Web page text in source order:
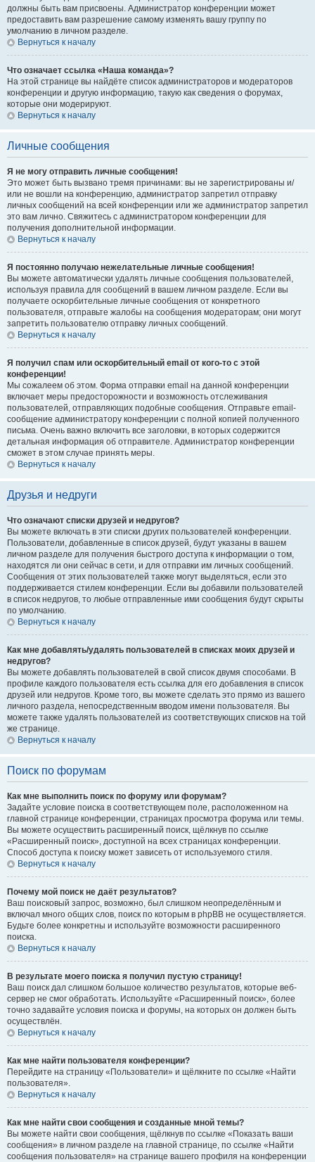
должны быть вам присвоены. Администратор конференции может
предоставить вам разрешение самому изменять вашу группу по
умолчанию в личном разделе.
Вернуться к началу
Что означает ссылка «Наша команда»?
На этой странице вы найдёте список администраторов и модераторов
конференции и другую информацию, такую как сведения о форумах,
которые они модерируют.
Вернуться к началу
Личные сообщения
Я не могу отправить личные сообщения!
Это может быть вызвано тремя причинами: вы не зарегистрированы и/
или не вошли на конференцию, администратор запретил отправку
личных сообщений на всей конференции или же администратор запретил
это вам лично. Свяжитесь с администратором конференции для
получения дополнительной информации.
Вернуться к началу
Я постоянно получаю нежелательные личные сообщения!
Вы можете автоматически удалять личные сообщения пользователей,
используя правила для сообщений в вашем личном разделе. Если вы
получаете оскорбительные личные сообщения от конкретного
пользователя, отправьте жалобы на сообщения модераторам; они могут
запретить пользователю отправку личных сообщений.
Вернуться к началу
Я получил спам или оскорбительный email от кого-то с этой
конференции!
Мы сожалеем об этом. Форма отправки email на данной конференции
включает меры предосторожности и возможность отслеживания
пользователей, отправляющих подобные сообщения. Отправьте email-
сообщение администратору конференции с полной копией полученного
письма. Очень важно включить все заголовки, в которых содержится
детальная информация об отправителе. Администратор конференции
сможет в этом случае принять меры.
Вернуться к началу
Друзья и недруги
Что означают списки друзей и недругов?
Вы можете включать в эти списки других пользователей конференции.
Пользователи, добавленные в список друзей, будут указаны в вашем
личном разделе для получения быстрого доступа к информации о том,
находятся ли они сейчас в сети, и для отправки им личных сообщений.
Сообщения от этих пользователей также могут выделяться, если это
поддерживается стилем конференции. Если вы добавили пользователей
в список недругов, то любые отправленные ими сообщения будут скрыты
по умолчанию.
Вернуться к началу
Как мне добавлять/удалять пользователей в списках моих друзей и
недругов?
Вы можете добавлять пользователей в свой список двумя способами. В
профиле каждого пользователя есть ссылка для его добавления в список
друзей или недругов. Кроме того, вы можете сделать это прямо из вашего
личного раздела, непосредственным вводом имени пользователя. Вы
можете также удалять пользователей из соответствующих списков на той
же странице.
Вернуться к началу
Поиск по форумам
Как мне выполнить поиск по форуму или форумам?
Задайте условие поиска в соответствующем поле, расположенном на
главной странице конференции, страницах просмотра форума или темы.
Вы можете осуществить расширенный поиск, щёлкнув по ссылке
«Расширенный поиск», доступной на всех страницах конференции.
Способ доступа к поиску может зависеть от используемого стиля.
Вернуться к началу
Почему мой поиск не даёт результатов?
Ваш поисковый запрос, возможно, был слишком неопределённым и
включал много общих слов, поиск по которым в phpBB не осуществляется.
Будьте более конкретны и используйте возможности расширенного
поиска.
Вернуться к началу
В результате моего поиска я получил пустую страницу!
Ваш поиск дал слишком большое количество результатов, которые веб-
сервер не смог обработать. Используйте «Расширенный поиск», более
точно задавайте условия поиска и форумы, на которых он должен быть
осуществлён.
Вернуться к началу
Как мне найти пользователя конференции?
Перейдите на страницу «Пользователи» и щёлкните по ссылке «Найти
пользователя».
Вернуться к началу
Как мне найти свои сообщения и созданные мной темы?
Вы можете найти свои сообщения, щёлкнув по ссылке «Показать ваши
сообщения» в личном разделе на главной странице, по ссылке «Найти
сообщения пользователя» на странице вашего профиля на конференции